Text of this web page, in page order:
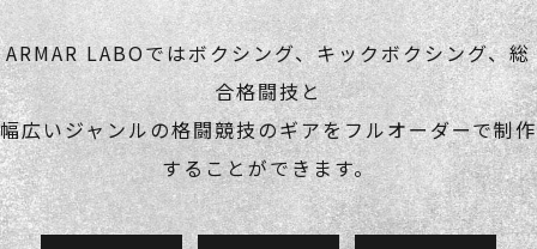
ARMAR LABOではボクシング、キックボクシング、総
合格闘技と
幅広いジャンルの格闘競技のギアをフルオーダーで制作
することができます。